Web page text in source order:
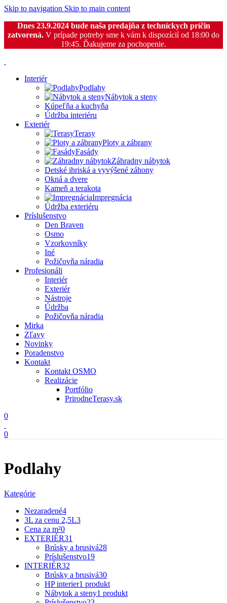
Skip to navigation Skip to main content
Dnes 23.9.2024 bude naša predajňa z techníckych príčin
zatvorená. V prípade potreby sme k vám k dispozícií od 18:00 do
19:45. Ďakujeme za pochopenie.
Interiér
Podlahy
Nábytok a steny
Kúpeľňa a kuchyňa
Údržba interiéru
Exteriér
Terasy
Ploty a zábrany
Fasády
Záhradny nábytok
Detské ihriská a vyvýšené záhony
Okná a dvere
Kameň a terakota
Impregnácia
Údržba exteriéru
Príslušenstvo
Den Braven
Osmo
Vzorkovníky
Iné
Požičovňa náradia
Profesionáli
Interiér
Exteriér
Nástroje
Údržba
Požičovňa náradia
Mirka
Zľavy
Novinky
Poradenstvo
Kontakt
Kontakt OSMO
Realizácie
Portfólio
PrirodneTerasy.sk
0
0
Podlahy
Kategórie
Nezaradené4
3L za cenu 2,5L3
Cena za m²0
EXTERIÉR31
Brúsky a brusivá28
Príslušenstvo19
INTERIÉR32
Brúsky a brusivá30
HP interier1 produkt
Nábytok a steny1 produkt